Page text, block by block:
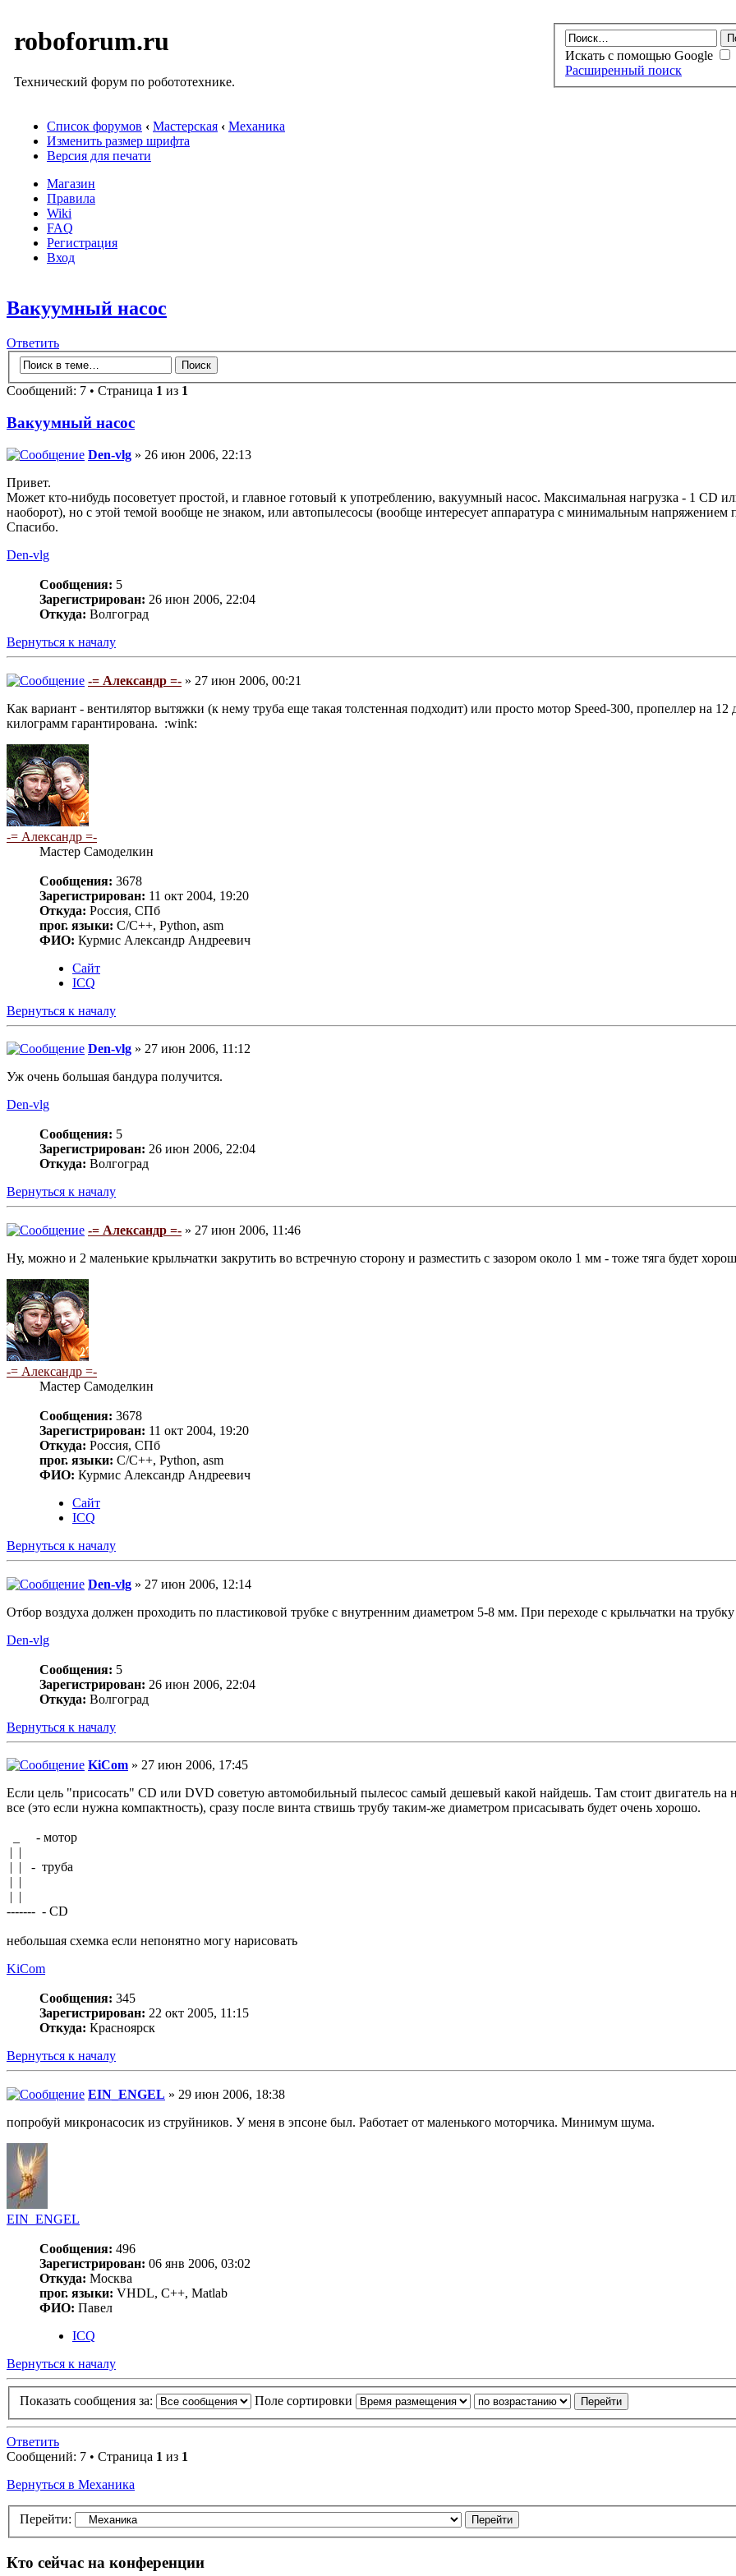
roboforum.ru
Технический форум по робототехнике.
Искать с помощью Google
Расширенный поиск
Список форумов ‹ Мастерская ‹ Механика
Изменить размер шрифта
Версия для печати
Магазин
Правила
Wiki
FAQ
Регистрация
Вход
Вакуумный насос
Ответить
Сообщений: 7 • Страница 1 из 1
Вакуумный насос
Den-vlg » 26 июн 2006, 22:13
Привет.
Может кто-нибудь посоветует простой, и главное готовый к употреблению, вакуумный насос. Максимальная нагрузка - 1 CD
наоборот), но с этой темой вообще не знаком, или автопылесосы (вообще интересует аппаратура с минимальным напряжением
Спасибо.
Den-vlg
Сообщения: 5
Зарегистрирован: 26 июн 2006, 22:04
Откуда: Волгоград
Вернуться к началу
-= Александр =- » 27 июн 2006, 00:21
Как вариант - вентилятор вытяжки (к нему труба еще такая толстенная подходит) или просто мотор Speed-300, пропеллер на
килограмм гарантирована. :wink:
-= Александр =-
Мастер Самоделкин
Сообщения: 3678
Зарегистрирован: 11 окт 2004, 19:20
Откуда: Россия, СПб
прог. языки: C/C++, Python, asm
ФИО: Курмис Александр Андреевич
Сайт
ICQ
Вернуться к началу
Den-vlg » 27 июн 2006, 11:12
Уж очень большая бандура получится.
Den-vlg
Сообщения: 5
Зарегистрирован: 26 июн 2006, 22:04
Откуда: Волгоград
Вернуться к началу
-= Александр =- » 27 июн 2006, 11:46
Ну, можно и 2 маленькие крыльчатки закрутить во встречную сторону и разместить с зазором около 1 мм - тоже тяга будет
-= Александр =-
Мастер Самоделкин
Сообщения: 3678
Зарегистрирован: 11 окт 2004, 19:20
Откуда: Россия, СПб
прог. языки: C/C++, Python, asm
ФИО: Курмис Александр Андреевич
Сайт
ICQ
Вернуться к началу
Den-vlg » 27 июн 2006, 12:14
Отбор воздуха должен проходить по пластиковой трубке с внутренним диаметром 5-8 мм. При переходе с крыльчатки на
Den-vlg
Сообщения: 5
Зарегистрирован: 26 июн 2006, 22:04
Откуда: Волгоград
Вернуться к началу
KiCom » 27 июн 2006, 17:45
Если цель "присосать" CD или DVD советую автомобильный пылесос самый дешевый какой найдешь. Там стоит двигатель
все (это если нужна компактность), сразу после винта ствишь трубу таким-же диаметром присасывать будет очень хорошо.
_ - мотор
| |
| | - труба
| |
| |
------- - CD
небольшая схемка если непонятно могу нарисовать
KiCom
Сообщения: 345
Зарегистрирован: 22 окт 2005, 11:15
Откуда: Красноярск
Вернуться к началу
EIN_ENGEL » 29 июн 2006, 18:38
попробуй микронасосик из струйников. У меня в эпсоне был. Работает от маленького моторчика. Минимум шума.
EIN_ENGEL
Сообщения: 496
Зарегистрирован: 06 янв 2006, 03:02
Откуда: Москва
прог. языки: VHDL, C++, Matlab
ФИО: Павел
ICQ
Вернуться к началу
Показать сообщения за: Поле сортировки
Ответить
Сообщений: 7 • Страница 1 из 1
Вернуться в Механика
Перейти:
Кто сейчас на конференции